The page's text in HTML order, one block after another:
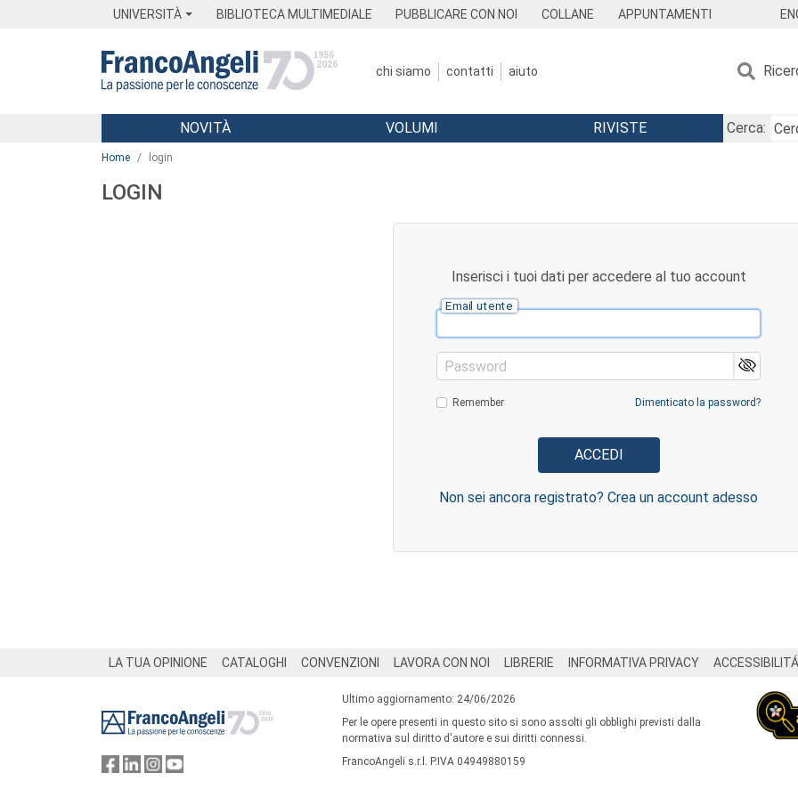
UNIVERSITÀ BIBLIOTECA MULTIMEDIALE PUBBLICARE CON NOI COLLANE APPUNTAMENTI
chi siamo contatti aiuto
Menu
NOVITÀ VOLUMI RIVISTE
Cerca:
Home login
LOGIN
Inserisci i tuoi dati per accedere al tuo account
Email utente
Password
Remember Dimenticato la password?
Non sei ancora registrato? Crea un account adesso
LA TUA OPINIONE CATALOGHI CONVENZIONI LAVORA CON NOI LIBRERIE INFORMATIVA PRIVACY ACCESSIBILITÁ
Ultimo aggiornamento: 24/06/2026
Per le opere presenti in questo sito si sono assolti gli obblighi previsti dalla
normativa sul diritto d'autore e sui diritti connessi.
FrancoAngeli s.r.l. P.IVA 04949880159